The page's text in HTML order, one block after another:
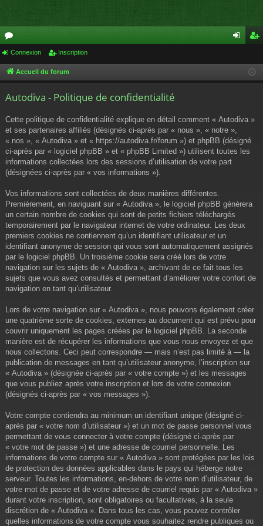
or
u cri
Connexion Inscription
Accueil du forum
Autodiva - Politique de confidentialité
Cette politique de confidentialité explique en détail comment « Autodiva »
et ses partenaires affiliés (désignés ci-après par « nous », « notre »,
« nos », « Autodiva » et « https://autodiva.fr/forum ») et phpBB (désigné
ci-après par « logiciel phpBB » et « phpBB Limited ») utilisent toutes les
informations collectées lors des sessions d’utilisation de votre part
(désignées ci-après par « vos informations »).
Vos informations sont collectées de deux manières différentes.
Premièrement, en naviguant sur « Autodiva », le logiciel phpBB génèrera
un certain nombre de cookies qui sont de petits fichiers téléchargés
temporairement par le navigateur internet de votre ordinateur. Les deux
premiers cookies ne contiennent qu’un identifiant utilisateur et un
identifiant anonyme de session qui vous sont automatiquement assignés
par le logiciel phpBB. Un troisième cookie sera créé lors de votre
navigation sur les sujets de « Autodiva », archivant de ce fait tous les
sujets que vous avez consultés et permettant d’améliorer votre confort de
navigation en tant qu’utilisateur.
Lors de votre navigation sur « Autodiva », nous pouvons également créer
une quatrième sorte de cookies, externes au document qui est prévu pour
couvrir uniquement les pages créées par le logiciel phpBB. La seconde
manière est de récupérer les informations que vous nous envoyez et que
nous collectons. Ceci peut correspondre — mais n’est pas limité à — la
publication de messages en tant qu’utilisateur anonyme, l’inscription sur
« Autodiva » (désignée ci-après par « votre compte ») et les messages
que vous publiez après votre inscription et lors de votre connexion
(désignés ci-après par « vos messages »).
Votre compte contiendra au minimum un identifiant unique (désigné ci-
après par « votre nom d’utilisateur ») et un mot de passe personnel vous
permettant de vous connecter à votre compte (désigné ci-après par
« votre mot de passe ») et une adresse de courriel personnelle. Les
informations de votre compte sur « Autodiva » sont protégées par les lois
de protection des données applicables dans le pays qui héberge notre
serveur. Toutes les informations, en-dehors de votre nom d’utilisateur, de
votre mot de passe et de votre adresse de courriel requis par « Autodiva »
durant votre inscription, sont obligatoires ou facultatives, à la seule
discrétion de « Autodiva ». Dans tous les cas, vous pouvez contrôler
quelles informations de votre compte vous souhaitez rendre publiques ou